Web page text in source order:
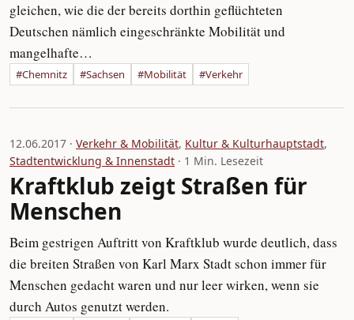
gleichen, wie die der bereits dorthin geflüchteten
Deutschen nämlich eingeschränkte Mobilität und
mangelhafte…
#Chemnitz #Sachsen #Mobilität #Verkehr
12.06.2017 · Verkehr & Mobilität, Kultur & Kulturhauptstadt,
Stadtentwicklung & Innenstadt · 1 Min. Lesezeit
Kraftklub zeigt Straßen für
Menschen
Beim gestrigen Auftritt von Kraftklub wurde deutlich, dass
die breiten Straßen von Karl Marx Stadt schon immer für
Menschen gedacht waren und nur leer wirken, wenn sie
durch Autos genutzt werden.